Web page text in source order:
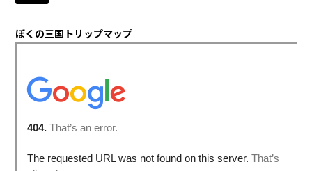
ぼくの三国トリップマップ